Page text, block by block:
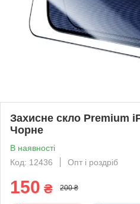
Захисне скло Premium
Чорне
В наявності
Код: 12436
Опт і роздріб
150 ₴ 200 ₴